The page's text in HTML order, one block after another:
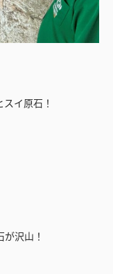
イ原石！
沢山！